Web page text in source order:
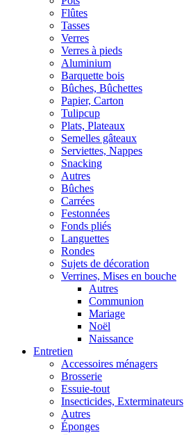
Flûtes
Tasses
Verres
Verres à pieds
Aluminium
Barquette bois
Bûches, Bûchettes
Papier, Carton
Tulipcup
Plats, Plateaux
Semelles gâteaux
Serviettes, Nappes
Snacking
Autres
Bûches
Carrées
Festonnées
Fonds pliés
Languettes
Rondes
Sujets de décoration
Verrines, Mises en bouche
Autres
Communion
Mariage
Noël
Naissance
Entretien
Accessoires ménagers
Brosserie
Essuie-tout
Insecticides, Exterminateurs
Autres
Éponges